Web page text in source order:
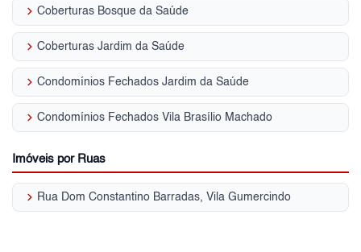
keyboard_arrow_right Coberturas Bosque da Saúde
keyboard_arrow_right Coberturas Jardim da Saúde
keyboard_arrow_right Condomínios Fechados Jardim da Saúde
keyboard_arrow_right Condomínios Fechados Vila Brasílio Machado
Imóveis por Ruas
keyboard_arrow_right Rua Dom Constantino Barradas, Vila Gumercindo